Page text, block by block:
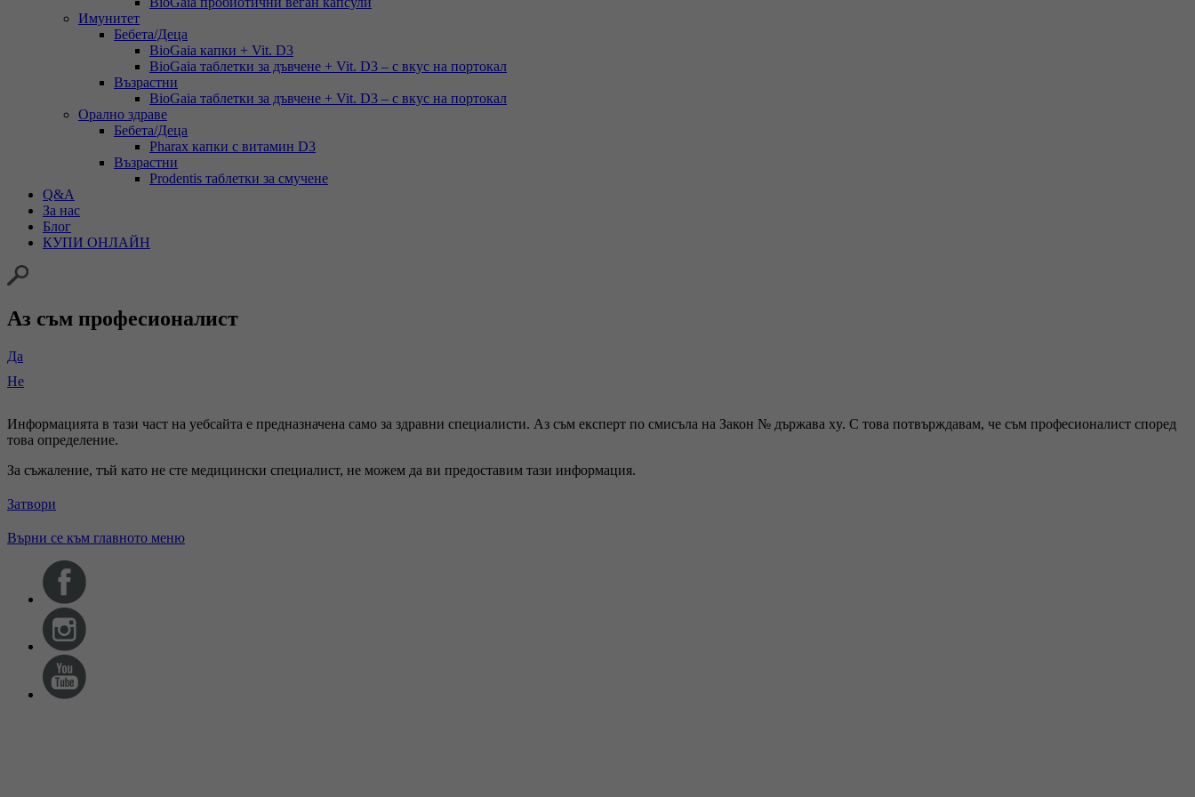
Имунитет
Бебета/Деца
BioGaia капки + Vit. D3
BioGaia таблетки за дъвчене + Vit. D3 – с вкус на портокал
Възрастни
BioGaia таблетки за дъвчене + Vit. D3 – с вкус на портокал
Орално здраве
Бебета/Деца
Pharax капки с витамин D3
Възрастни
Prodentis таблетки за смучене
Q&A
За нас
Блог
КУПИ ОНЛАЙН
Аз съм професионалист
Да
Не
Информацията в тази част на уебсайта е предназначена само за здравни специалисти. Аз съм експерт по смисъла на Закон № държава xy. С това потвърждавам, че съм професионалист според
това определение.
За съжаление, тъй като не сте медицински специалист, не можем да ви предоставим тази информация.
Затвори
Върни се към главното меню